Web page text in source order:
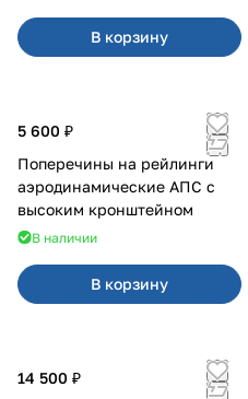
В корзину
5 600 ₽
Поперечины на рейлинги
аэродинамические АПС с
высоким кронштейном
В наличии
В корзину
14 500 ₽